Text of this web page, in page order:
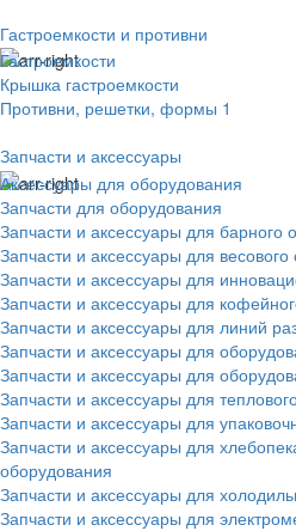
Гастроемкости и противни
Гастроемкости
Крышка гастроемкости
Противни, решетки, формы 1
Запчасти и аксессуары
Аксессуары для оборудования
Запчасти для оборудования
Запчасти и аксессуары для барного
Запчасти и аксессуары для
Запчасти и аксессуары для
Запчасти и аксессуары для
Запчасти и аксессуары для линий
Запчасти и аксессуары для
Запчасти и аксессуары для
Запчасти и аксессуары для
Запчасти и аксессуары для
Запчасти и аксессуары для
оборудования
Запчасти и аксессуары для
Запчасти и аксессуары для